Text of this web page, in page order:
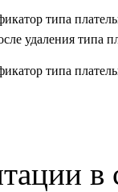
типа
удаления типа
типа
в